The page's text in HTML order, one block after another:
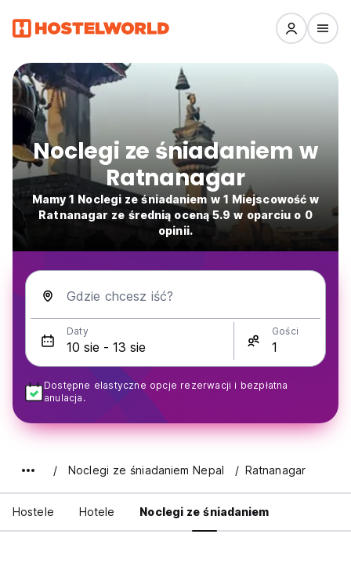
Noclegi ze śniadaniem w
Ratnanagar
Mamy 1 Noclegi ze śniadaniem w 1 Miejscowość w
Ratnanagar ze średnią oceną 5.9 w oparciu o 0
opinii.
Gdzie chcesz iść?
Daty Gości
Dostępne elastyczne opcje rezerwacji i bezpłatna
anulacja.
Noclegi ze śniadaniem Nepal Ratnanagar
Hostele Hotele Noclegi ze śniadaniem